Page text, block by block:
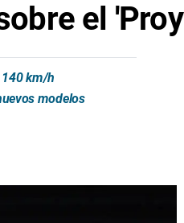
el
140 km/h
modelos